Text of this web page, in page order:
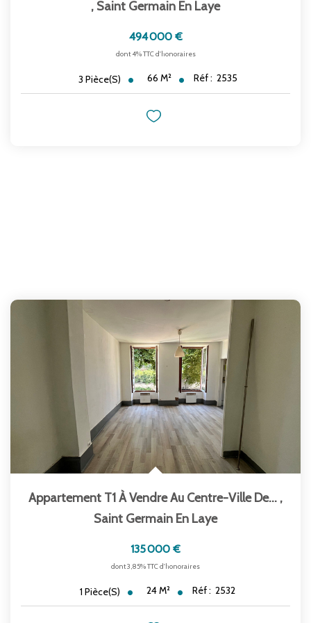
, Saint Germain En Laye
494 000 €
dont 4% TTC d'honoraires
3 Pièce(s) 66 M² Réf : 2535
Appartement T1 À Vendre Au Centre-Ville De... ,
Saint Germain En Laye
135 000 €
dont 3,85% TTC d'honoraires
1 Pièce(s) 24M² Réf : 2532